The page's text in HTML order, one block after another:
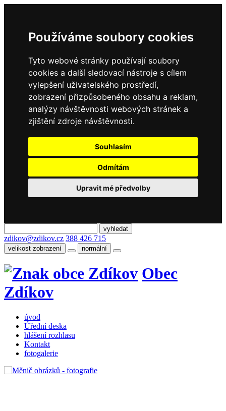
Používáme soubory cookies
Tyto webové stránky používají soubory
cookies a další sledovací nástroje s cílem
vylepšení uživatelského prostředí,
zobrazení přizpůsobeného obsahu a reklam,
analýzy návštěvnosti webových stránek a
zjištění zdroje návštěvnosti.
Souhlasím
Odmítám
Upravit mé předvolby
zdikov@zdikov.cz 388 426 715
velikost zobrazení normální
Obec
Zdíkov
úvod
Úřední deska
hlášení rozhlasu
Kontakt
fotogalerie